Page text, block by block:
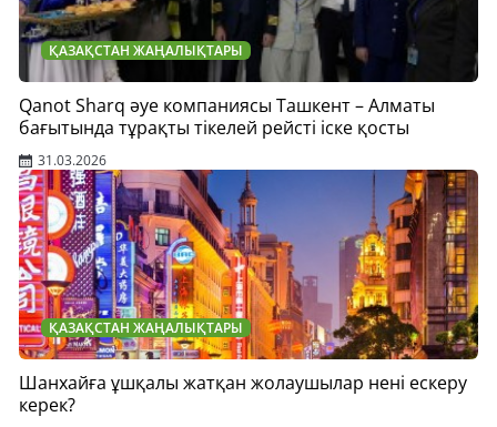
ҚАЗАҚСТАН ЖАҢАЛЫҚТАРЫ
Qanot Sharq әуе компаниясы Ташкент – Алматы
бағытында тұрақты тікелей рейсті іске қосты
31.03.2026
ҚАЗАҚСТАН ЖАҢАЛЫҚТАРЫ
Шанхайға ұшқалы жатқан жолаушылар нені ескеру
керек?